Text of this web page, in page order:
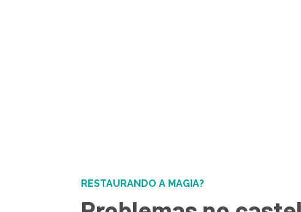
RESTAURANDO A MAGIA?